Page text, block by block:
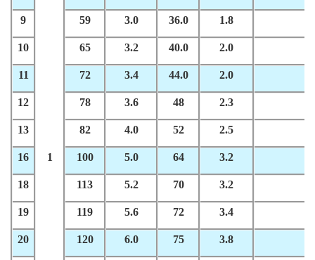
1
9 59 3.0 36.0 1.8
10 65 3.2 40.0 2.0
11 72 3.4 44.0 2.0
12 78 3.6 48 2.3
13 82 4.0 52 2.5
16 100 5.0 64 3.2
18 113 5.2 70 3.2
19 119 5.6 72 3.4
20 120 6.0 75 3.8